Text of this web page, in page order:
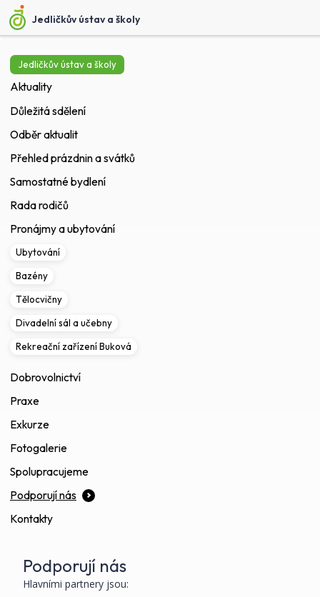
Jedličkův ústav a školy
Jedličkův ústav a školy
Aktuality
Důležitá sdělení
Odběr aktualit
Přehled prázdnin a svátků
Samostatné bydlení
Rada rodičů
Pronájmy a ubytování
Ubytování
Bazény
Tělocvičny
Divadelní sál a učebny
Rekreační zařízení Buková
Dobrovolnictví
Praxe
Exkurze
Fotogalerie
Spolupracujeme
Podporují nás
Kontakty
Podporují nás
Hlavními partnery jsou: